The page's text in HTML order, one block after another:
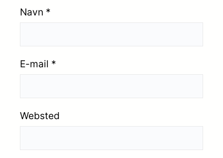
Navn *
E-mail *
Websted